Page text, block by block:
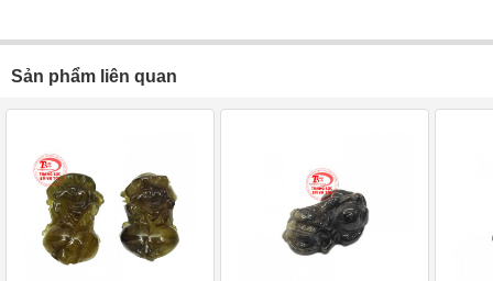
Sản phẩm liên quan